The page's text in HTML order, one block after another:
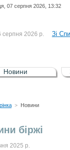
07 серпня 2026, 13:32
серпня 2026 р. Зі
серпня 2026 р.
Зі
серпня 2026 р.
Новини
> Новини
біржі
2025 р.